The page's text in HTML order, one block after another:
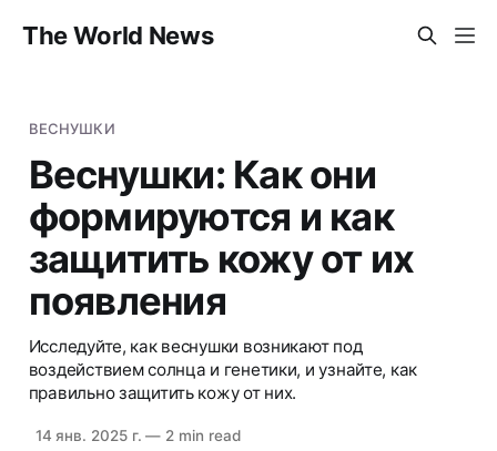
The World News
ВЕСНУШКИ
Веснушки: Как они
формируются и как
защитить кожу от их
появления
Исследуйте, как веснушки возникают под
воздействием солнца и генетики, и узнайте, как
правильно защитить кожу от них.
14 янв. 2025 г. — 2 min read